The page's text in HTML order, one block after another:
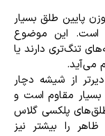
پایین طلق بسیار
است. این موضوع
تنگ‌تری دارند یا
می‌آید.
از شیشه دچار
بسیار مقاوم است و
پلکسی گلاس
را بیشتر نیز